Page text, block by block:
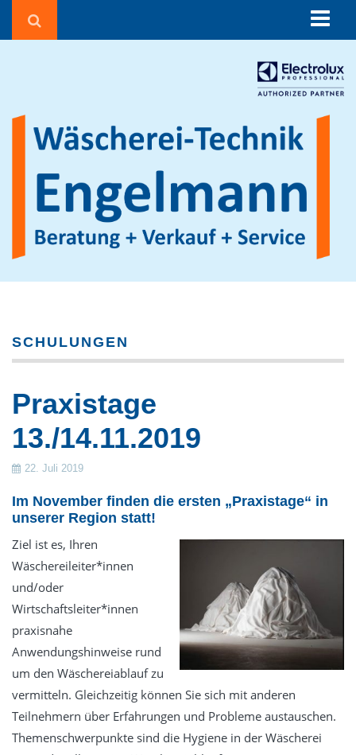
Wäschereien und Textilreinigungen
Gebäudereiniger
Hotels & Pensionen
Sportvereine
Beauty, Fitness & Wellness
Verkauf
Frontlade-Waschmaschinen
Trockenschränke
Finishgeräte
Zubehör & Wäschereieinrichtung
Dosiertechnik
Luftdesinfektion durch UV-Strahlung
Gebrauchte Wäschereitechnik
Service
Essentia -Wartungsverträge
SCHULUNGEN
Praxistage
13./14.11.2019
22. Juli 2019
Im November finden die ersten „Praxistage“ in
unserer Region statt!
Ziel ist es, Ihren
Wäschereileiter*innen
und/oder
Wirtschaftsleiter*innen
praxisnahe
Anwendungshinweise rund
um den Wäschereiablauf zu
vermitteln. Gleichzeitig können Sie sich mit anderen
Teilnehmern über Erfahrungen und Probleme austauschen.
Themenschwerpunkte sind die Hygiene in der Wäscherei